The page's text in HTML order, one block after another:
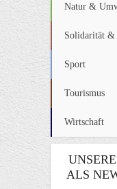
Natur &
Solidarität
Sport
Tourismus
Wirtschaft
ALS